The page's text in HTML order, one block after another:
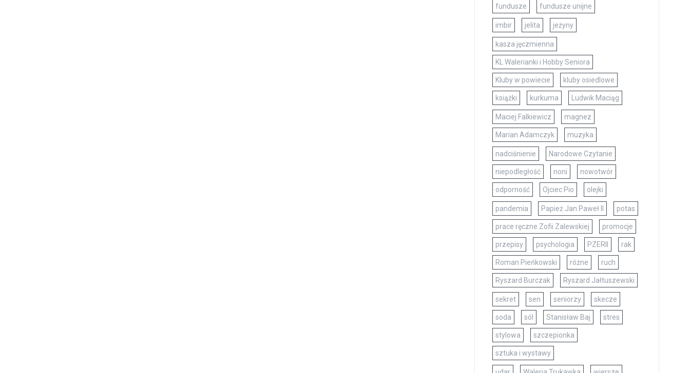
fundusze fundusze unijne
imbir jelita jeżyny
kasza jęczmienna
KL Walerianki i Hobby Seniora
Kluby w powiecie kluby osiedlowe
książki kurkuma Ludwik Maciąg
Maciej Falkiewicz magnez
Marian Adamczyk muzyka
nadciśnienie Narodowe Czytanie
niepodległość noni nowotwór
odporność Ojciec Pio olejki
pandemia Papież Jan Paweł II potas
prace ręczne Zofii Zalewskiej promocje
przepisy psychologia PZERII rak
Roman Pieńkowski różne ruch
Ryszard Burczak Ryszard Jałtuszewski
sekret sen seniorzy skecze
soda sól Stanisław Baj stres
stylowa szczepionka
sztuka i wystawy